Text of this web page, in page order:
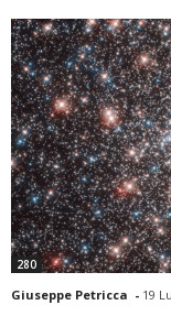
280
Giuseppe Petricca - 19